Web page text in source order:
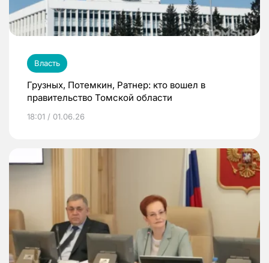
Власть
Грузных, Потемкин, Ратнер: кто вошел в
правительство Томской области
18:01 / 01.06.26